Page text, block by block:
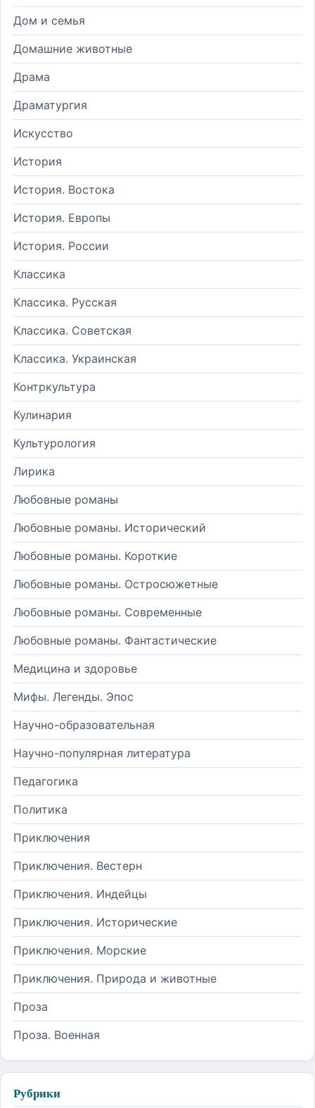
Дом и семья
Домашние животные
Драма
Драматургия
Искусство
История
История. Востока
История. Европы
История. России
Классика
Классика. Русская
Классика. Советская
Классика. Украинская
Контркультура
Кулинария
Культурология
Лирика
Любовные романы
Любовные романы. Исторический
Любовные романы. Короткие
Любовные романы. Остросюжетные
Любовные романы. Современные
Любовные романы. Фантастические
Медицина и здоровье
Мифы. Легенды. Эпос
Научно-образовательная
Научно-популярная литература
Педагогика
Политика
Приключения
Приключения. Вестерн
Приключения. Индейцы
Приключения. Исторические
Приключения. Морские
Приключения. Природа и животные
Проза
Проза. Военная
Рубрики